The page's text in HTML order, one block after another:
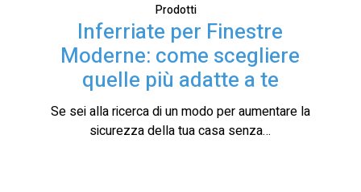
Prodotti
Inferriate per Finestre
Moderne: come scegliere
quelle più adatte a te
Se sei alla ricerca di un modo per aumentare la
sicurezza della tua casa senza…